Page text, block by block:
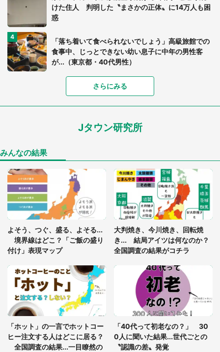
けた住人 判明した〝まさかの正体〟に14万人も困
惑
「落ち着いて食べられないでしょう」高級旅館での
食事中、じっとできない幼い息子に中年の男性客
が...（東京都・40代男性）
「富豪すぎ」1歳息子の〝店頭駄々こね〟の内容に1.
7万人驚がく 「お菓子売り場ならまだしも...」「ハ
ードル高い」
あまりにも四角すぎる猫、激写される 「これもう
「閉所恐怖症の私は新幹線で大パニック。隣席の青
年に『手を繋いで』とお願いしたら...」 体験談に
8万人感動
グっちゃってた〝野生の野菜〟に6.5万人戦慄
「○○がない街に住んでいます」住人の呟きに30万
人驚がく 何が存在しないか、あなたはわかる？
「修学旅行に途中参加する娘を送って行ったら、真
っ暗な道で遭難状態。なんとか見つけた民家に助け
を求めると、住人の男性が...」
さらにみる
Jタウン研究所
みんなの結果
よそう、つぐ、盛る、よそる...
境界線はどこ？「ご飯の盛り
付け」表現マップ
大判焼き、今川焼き、回転焼
き... 結局アイツは何なのか？
全国調査の結果がコチラ
「ホット」の一言でホットコー
ヒー注文する人はどこに居る？
全国調査の結果...一目瞭然の
「40代って初老なの？」 30
0人に聞いた結果...世代ごとの
〝認識の差〟発覚